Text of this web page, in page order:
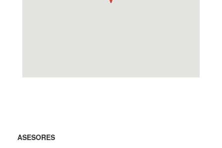
ASESORES